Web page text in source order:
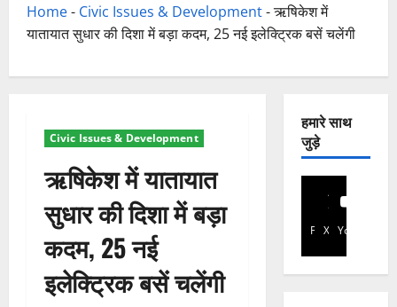
Home- Civic Issues & Development-ऋषिकेश में
यातायात सुधार की दिशा में बड़ा कदम, 25 नई इलेक्ट्रिक बसें चलेंगी
Civic Issues & Development
ऋषिकेश में यातायात
सुधार की दिशा में बड़ा
कदम, 25 नई
इलेक्ट्रिक बसें चलेंगी
हमारे साथ
जुड़े
Facebook
X YouTube